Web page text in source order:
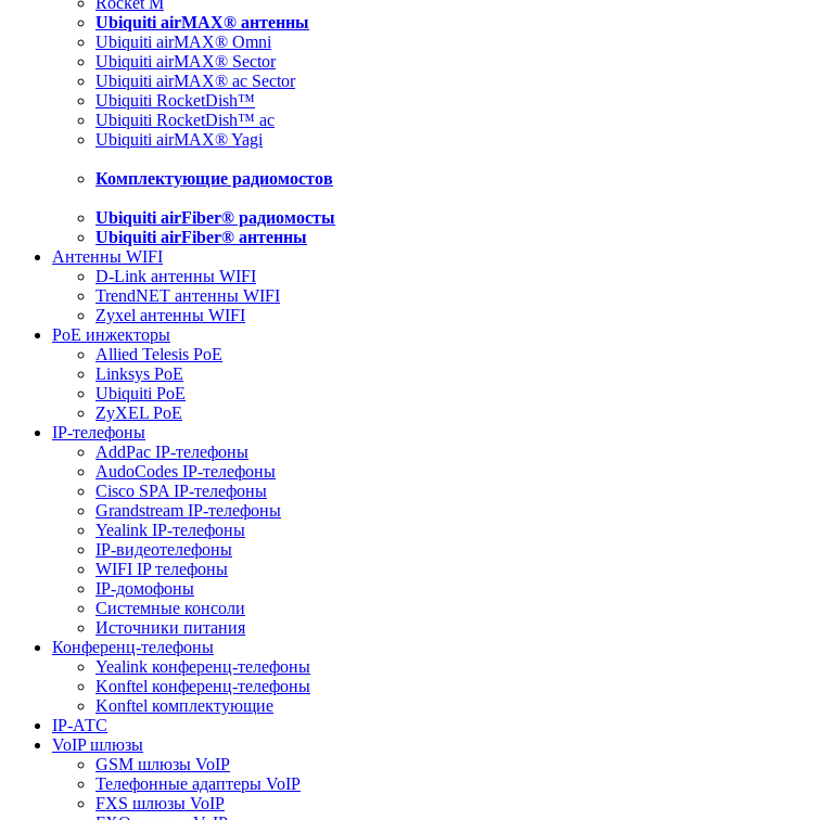
Ubiquiti airMAX® антенны
Ubiquiti airMAX® Omni
Ubiquiti airMAX® Sector
Ubiquiti airMAX® ac Sector
Ubiquiti RocketDish™
Ubiquiti RocketDish™ ac
Ubiquiti airMAX® Yagi
Комплектующие радиомостов
Ubiquiti airFiber® радиомосты
Ubiquiti airFiber® антенны
Антенны WIFI
D-Link антенны WIFI
TrendNET антенны WIFI
Zyxel антенны WIFI
PoE инжекторы
Allied Telesis PoE
Linksys PoE
Ubiquiti PoE
ZyXEL PoE
IP-телефоны
AddPac IP-телефоны
AudoCodes IP-телефоны
Cisco SPA IP-телефоны
Grandstream IP-телефоны
Yealink IP-телефоны
IP-видеотелефоны
WIFI IP телефоны
IP-домофоны
Системные консоли
Источники питания
Конференц-телефоны
Yealink конференц-телефоны
Konftel конференц-телефоны
Konftel комплектующие
IP-АТС
VoIP шлюзы
GSM шлюзы VoIP
Телефонные адаптеры VoIP
FXS шлюзы VoIP